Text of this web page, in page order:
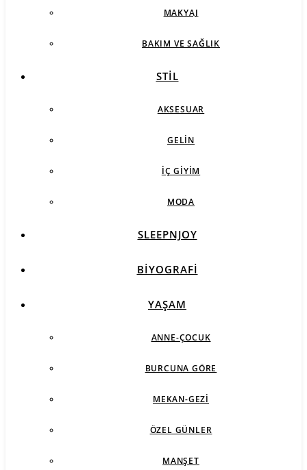
MAKYAJ
BAKIM VE SAĞLIK
STIL
AKSESUAR
GELIN
İÇ GIYIM
MODA
SLEEPNJOY
BIYOGRAFI
YAŞAM
ANNE-ÇOCUK
BURCUNA GÖRE
MEKAN-GEZI
ÖZEL GÜNLER
MANŞET